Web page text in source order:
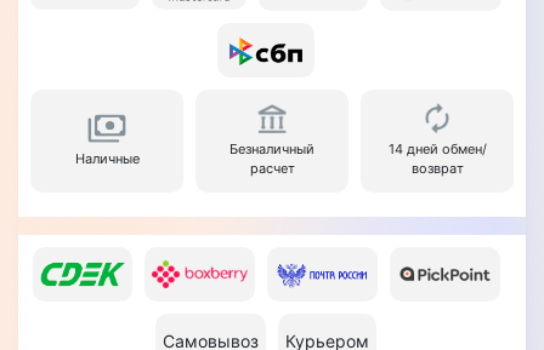
Наличные
Безналичный
расчет
14 дней обмен/
возврат
Самовывоз Курьером